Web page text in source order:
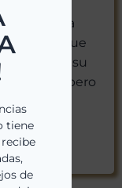
para
que
reservar su
sencilla pero
tiene
de